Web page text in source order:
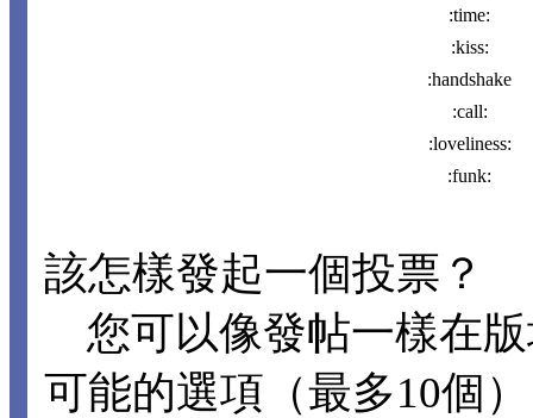
:time:
:kiss:
:handshake
:call:
:loveliness:
:funk:
該怎樣發起一個投票？
您可以像發帖一樣在
可能的選項（最多10個